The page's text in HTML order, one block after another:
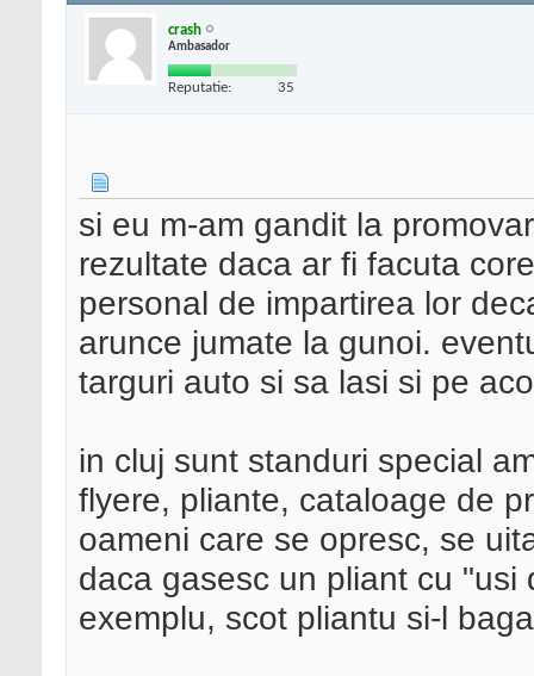
crash
Ambasador
Reputatie: 35
si eu m-am gandit la
rezultate daca ar fi facuta
personal de impartirea lor
arunce jumate la gunoi.
targuri auto si sa lasi si pe
in cluj sunt standuri special
flyere, pliante, cataloage de
oameni care se opresc, se
daca gasesc un pliant cu "usi
exemplu, scot pliantu si-l